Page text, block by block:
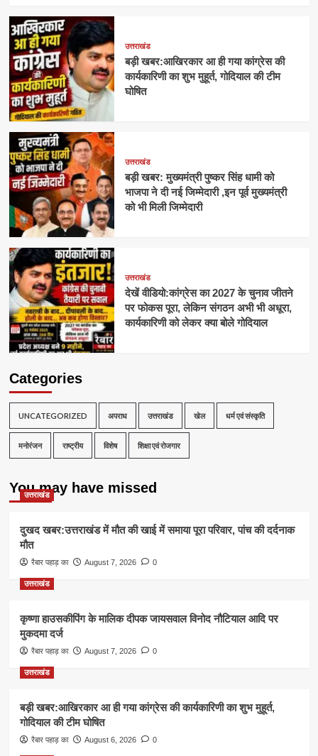
उत्तराखंड
बड़ी खबर:आखिरकार आ ही गया कांग्रेस की
कार्यकारिणी का शुभ मुहूर्त, गोदियाल की टीम
घोषित
उत्तराखंड
बड़ी खबर: मुख्यमंत्री पुष्कर सिंह धामी को
भाजपा ने दी नई जिम्मेदारी ,इन पूर्व मुख्यमंत्री
को भी मिली जिम्मेदारी
उत्तराखंड
देखें वीडियो:कांग्रेस का 2027 के चुनाव जीतने
पर फोकस पूरा, लेकिन संगठन अभी भी अधूरा,
कार्यकारिणी को लेकर क्या बोले गोदियाल
Categories
UNCATEGORIZED अपराध उत्तराखंड खेल धर्म एवं संस्कृति
मनोरंजन राष्ट्रीय विशेष शिक्षा एवं रोजगार
You may have missed
उत्तराखंड
दुखद खबर:उत्तराखंड में मौत की खाई में समाया पूरा परिवार, पांच की दर्दनाक
मौत
रैबार पहाड़ का August 7, 2026 0
उत्तराखंड
कृष्णा हाउसकीपिंग के मालिक दीपक जायसवाल विनोद नौटियाल आदि पर
मुकदमा दर्ज
रैबार पहाड़ का August 7, 2026 0
उत्तराखंड
बड़ी खबर:आखिरकार आ ही गया कांग्रेस की कार्यकारिणी का शुभ मुहूर्त,
गोदियाल की टीम घोषित
रैबार पहाड़ का August 6, 2026 0